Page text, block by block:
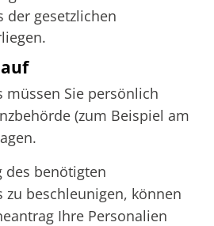
der gesetzlichen
müssen Sie persönlich
(zum Beispiel am
des benötigten
zu beschleunigen, können
Ihre Personalien